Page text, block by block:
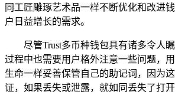
同工匠雕琢艺术品一样不断优化和改进
户日益增长的需求。
尽管Trust多币种钱包具有诸多令人
过程中也需要用户格外注意一些问题，
生命一样妥善保管自己的助记词，因为
证，如果丢失或泄露，就如同丢失了打